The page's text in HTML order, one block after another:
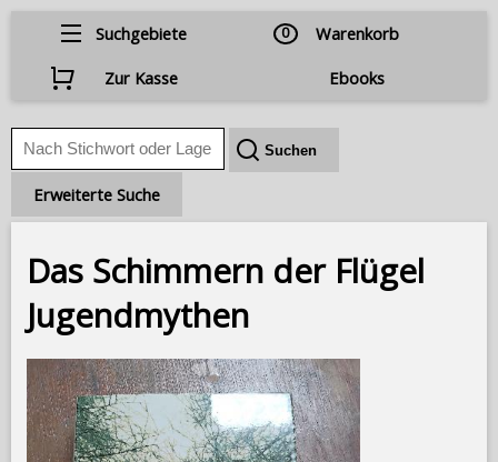
Suchgebiete 0
Warenkorb
Zur Kasse
Ebooks
Erweiterte Suche
Das Schimmern der Flügel
Jugendmythen